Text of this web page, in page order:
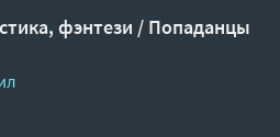
фэнтези / Попаданцы